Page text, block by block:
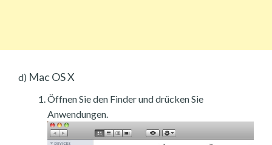
d) Mac OS X
Öffnen Sie den Finder und drücken Sie
Anwendungen.